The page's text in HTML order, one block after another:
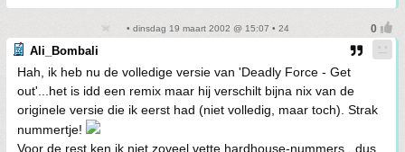
• dinsdag 19 maart 2002 @ 15:07 • 24
Ali_Bombali
Hah, ik heb nu de volledige versie van 'Deadly Force - Get
out'...het is idd een remix maar hij verschilt bijna nix van de
originele versie die ik eerst had (niet volledig, maar toch). Strak
nummertje!
Voor de rest ken ik niet zoveel vette hardhouse-nummers...dus